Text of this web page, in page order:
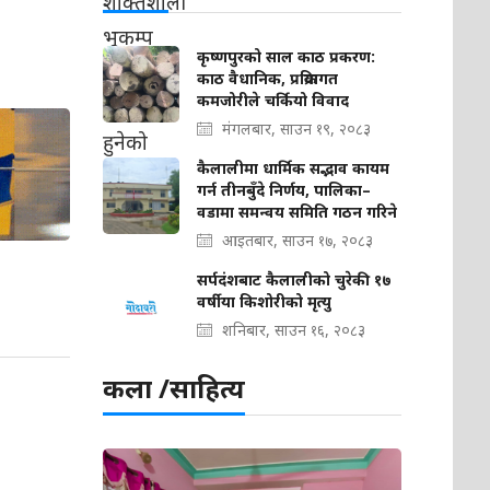
कृष्णपुरको साल काठ प्रकरण:
काठ वैधानिक, प्रक्रियागत
कमजोरीले चर्कियो विवाद
मंगलबार, साउन १९, २०८३
कैलालीमा धार्मिक सद्भाव कायम
गर्न तीनबुँदे निर्णय, पालिका–
वडामा समन्वय समिति गठन गरिने
आइतबार, साउन १७, २०८३
सर्पदंशबाट कैलालीको चुरेकी १७
वर्षीया किशोरीको मृत्यु
शनिबार, साउन १६, २०८३
कला /साहित्य